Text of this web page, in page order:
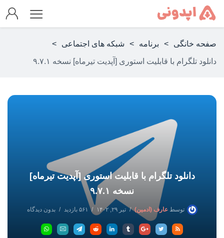
صفحه خانگی > برنامه > شبکه های اجتماعی >
دانلود تلگرام با قابلیت استوری [آپدیت تیرماه] نسخه ۹.۷.۱
دانلود تلگرام با قابلیت استوری [آپدیت تیرماه]
نسخه ۹.۷.۱
توسطعارف (ادمین) تیر ۲۹, ۱۴۰۲ ۵۶۱ بازدید بدون دیدگاه